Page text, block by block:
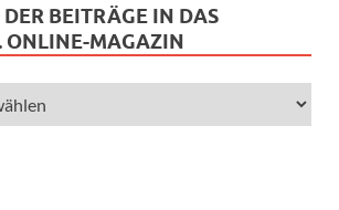
BEITRÄGE IN DAS
ONLINE-MAGAZIN